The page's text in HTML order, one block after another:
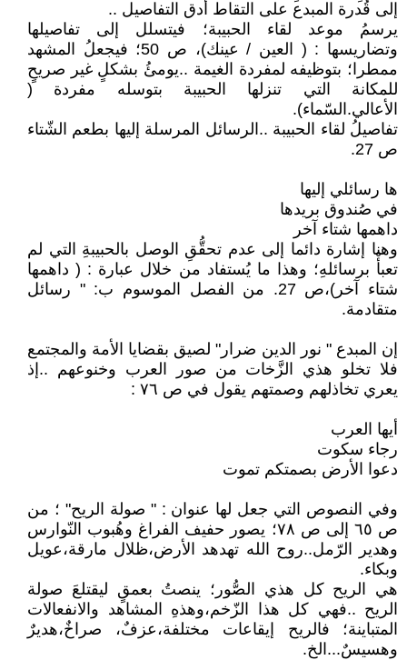
إلى قُدرة المبدع على التقاط أدق التفاصيل ..
يرسمُ موعد لقاء الحبيبة؛ فيتسلل إلى تفاصيلها
وتضاريسها : ( العين / عينك)، ص 50؛ فيجعلُ المشهد
ممطرا؛ بتوظيفه لمفردة الغيمة ..يومئُ بشكلٍ غير صريحٍ
للمكانة التي تنزلها الحبيبة بتوسله مفردة (
الأعالي.السّماء).
تفاصيلُ لقاء الحبيبة ..الرسائل المرسلة إليها بطعم الشّتاء
ص 27.
ها رسائلي إليها
في صُندوق بريدها
داهمها شتاء آخر
وهنا إشارة دائما إلى عدم تحقُّقِ الوصل بالحبيبةِ التي لم
تعبأْ برسائلهِ؛ وهذا ما يُستفاد من خلال عبارة : ( داهمها
شتاء آخر)،ص 27. من الفصل الموسوم ب: " رسائل
متقادمة.
إن المبدع " نور الدين ضرار" لصيق بقضايا الأمة والمجتمع
فلا تخلو هذي الزَّخات من صور العرب وخنوعهم ..إذ
يعري تخاذلهم وصمتهم يقول في ص ٧٦ :
أيها العرب
رجاء سكوت
دعوا الأرض بصمتكم تموت
وفي النصوص التي جعل لها عنوان : " صولة الريح" ؛ من
ص ٦٥ إلى ص ٧٨؛ يصور حفيف الفراغ وهُبوب النّوارس
وهدير الرّمل..روح الله تهدهد الأرض،ظلال مارقة،عويل
وبكاء.
هي الريح كل هذي الصُّور؛ ينصتُ بعمقٍ ليقتلعَ صولة
الريح ..فهي كل هذا الزّخم،وهذهِ المشاهد والانفعالات
المتباينة؛ فالريح إيقاعات مختلفة،عزفٌ، صراخٌ،هديرٌ
وهسيسٌ...الخ.